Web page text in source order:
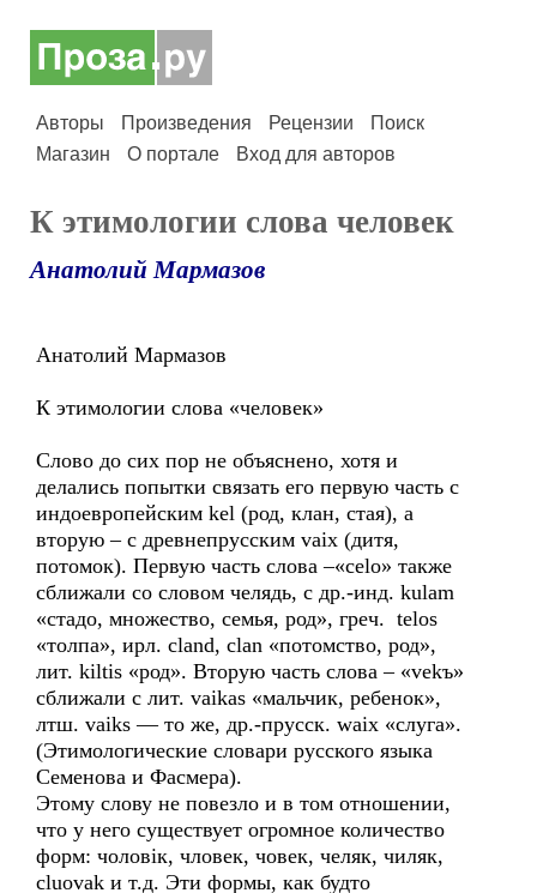
Авторы Произведения Рецензии
Поиск
Магазин
О портале Вход для авторов
К этимологии слова человек
Анатолий Мармазов
Анатолий Мармазов
К этимологии слова «человек»
Слово до сих пор не объяснено, хотя и
делались попытки связать его первую часть с
индоевропейским kel (род, клан, стая), а
вторую – с древнепрусским vaix (дитя,
потомок). Первую часть слова –«сеlо» также
сближали со словом челядь, с др.-инд. kulam
«стадо, множество, семья, род», греч. telos
«толпа», ирл. cland, сlаn «потомство, род»,
лит. kiltis «род». Вторую часть слова – «vekъ»
сближали с лит. vaikas «мальчик, ребенок»,
лтш. vaiks — то же, др.-прусск. waiх «слуга».
(Этимологические словари русского языка
Семенова и Фасмера).
Этому слову не повезло и в том отношении,
что у него существует огромное количество
форм: чоловiк, чловек, човек, челяк, чиляк,
cluovak и т.д. Эти формы, как будто